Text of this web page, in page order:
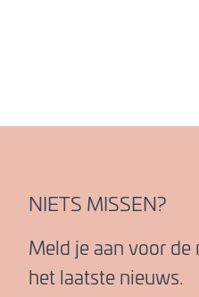
NIETS MISSEN?
Meld je aan voor
het laatste nieuws.